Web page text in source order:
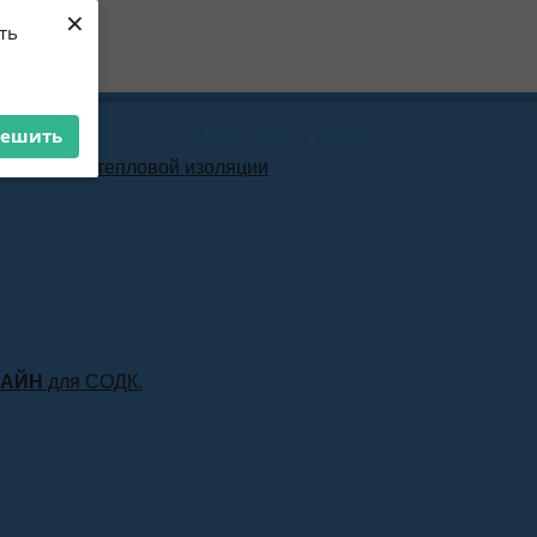
×
тепловой изоляции
для СОДК.